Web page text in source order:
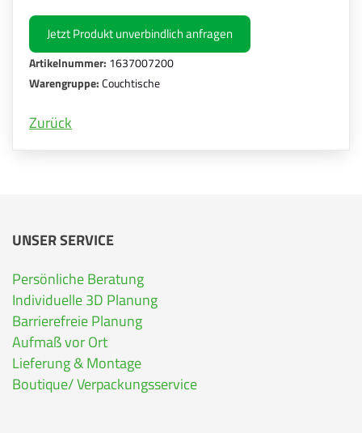
Jetzt Produkt unverbindlich anfragen
Artikelnummer: 1637007200
Warengruppe:Couchtische
Zurück
UNSER SERVICE
Persönliche Beratung
Individuelle 3D Planung
Barrierefreie Planung
Aufmaß vor Ort
Lieferung & Montage
Boutique/ Verpackungsservice